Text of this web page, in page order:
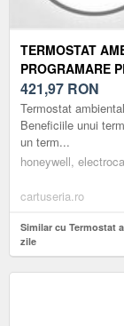
TERMOSTAT
PROGRAMARE
421,97 RON
Termostat
Beneficiile unui
un term...
honeywell,
cartuseria.ro
Similar cu Termostat
zile